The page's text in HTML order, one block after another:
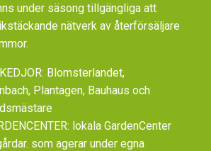
under säsong tillgängliga att
nätverk av återförsäljare
Blomsterlandet,
Plantagen, Bauhaus och
lokala GardenCenter
som agerar under egna